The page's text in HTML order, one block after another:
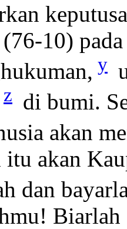
(76-10)
y
z di bumi.
akan
itu akan
dan
Biarlah